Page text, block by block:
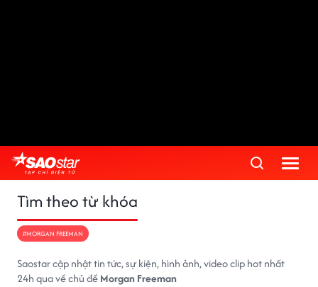
Tìm theo từ khóa
#MORGAN FREEMAN
Saostar cập nhật tin tức, sự kiện, hình ảnh, video clip hot nhất
24h qua về chủ đềMorgan Freeman